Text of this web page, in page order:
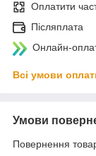
Оплатити
Післяплата
Онлайн-
Всі умови
Умови
Повернення